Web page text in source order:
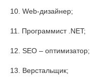
10. Web-дизайнер;
11. Программист .NET;
12. SEO – оптимизатор;
13. Верстальщик;